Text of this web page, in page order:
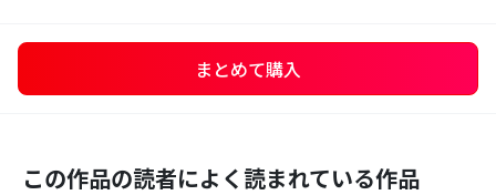
まとめて購入
この作品の読者によく読まれている作品